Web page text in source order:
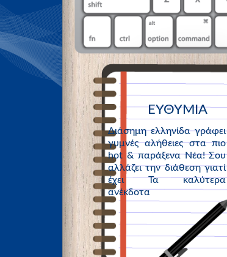
ΕΥΘΥΜΙΑ
Διάσημη ελληνίδα γράφει
γυμνές αλήθειες στα πιο
hot & παράξενα Νέα! Σου
αλλάζει την διάθεση γιατί
έχει Τα καλύτερα
ανέκδοτα